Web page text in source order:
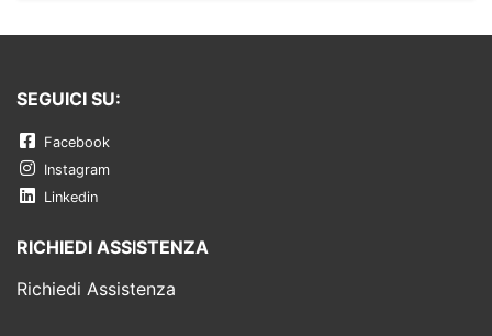
SEGUICI SU:
Facebook
Instagram
Linkedin
RICHIEDI ASSISTENZA
Richiedi Assistenza